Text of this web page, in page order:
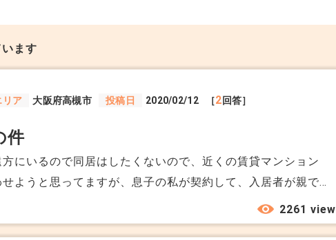
ます
リア 大阪府高槻市 投稿日 2020/02/12 ［2回答］
件
にいるので同居はしたくないので、近くの賃貸マンション
ようと思ってますが、息子の私が契約して、入居者が親で
のでしょうか？、いままで借りたことがなくて、契約者が住
のでしょう？
2261 view